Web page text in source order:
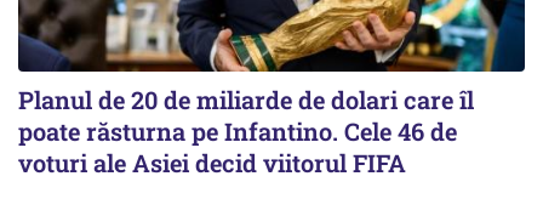
Planul de 20 de miliarde de dolari care îl
poate răsturna pe Infantino. Cele 46 de
voturi ale Asiei decid viitorul FIFA